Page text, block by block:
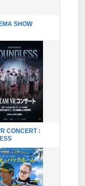
SHOW
CONCERT :